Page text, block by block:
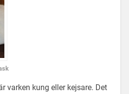
varken kung eller kejsare. Det